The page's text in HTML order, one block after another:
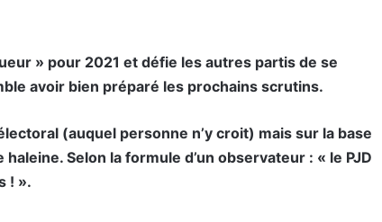
» pour 2021 et défie les autres partis de se
avoir bien préparé les prochains scrutins.
(auquel personne n’y croit) mais sur la base
Selon la formule d’un observateur : « le PJD
! ».